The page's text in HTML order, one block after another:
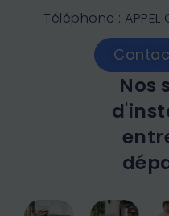
Téléphone : APPEL
Nos